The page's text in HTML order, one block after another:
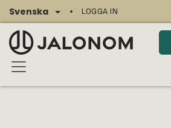
Hoppa till innehåll
Svenska LOGGA IN